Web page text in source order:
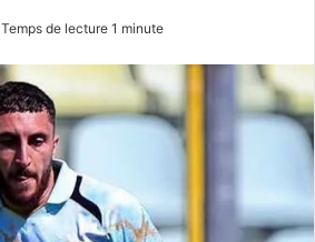
Temps de lecture 1 minute